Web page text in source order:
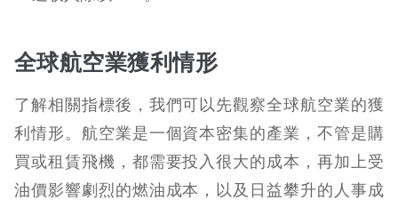
全球航空業獲利情形
了解相關指標後，我們可以先觀察全球航空業的獲
利情形。航空業是一個資本密集的產業，不管是購
買或租賃飛機，都需要投入很大的成本，再加上受
油價影響劇烈的燃油成本，以及日益攀升的人事成